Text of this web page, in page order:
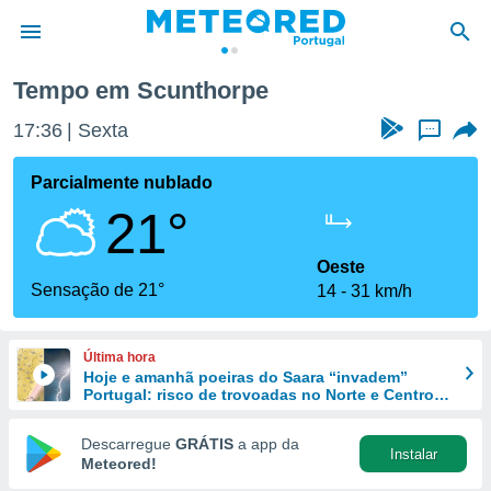
da
foi
fornecidas
a este
das
e
forma
digital
Tempo em Scunthorpe
17:37 Sexta ...
Parcialmente nublado
21°
Sensação de 21°
Oeste
14
31 km/h
Última hora
Hoje e amanhã poeiras do Saara “invadem”
Portugal: risco de trovoadas no Norte e Centro
Descarregue GRÁTIS a app da
Meteored!
Instalar